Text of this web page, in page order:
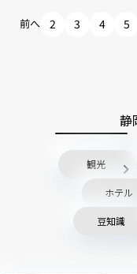
前へ 2 3 4 5
静
観光
ホテル
豆知識